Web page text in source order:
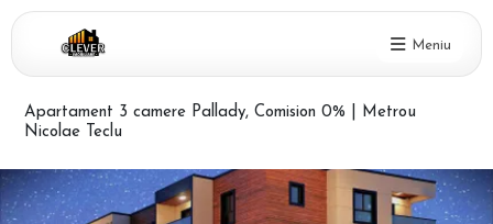
Meniu
Apartament 3 camere Pallady, Comision 0% | Metrou
Nicolae Teclu